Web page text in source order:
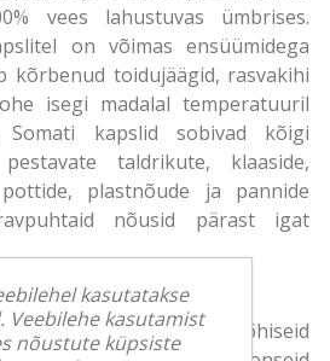
vees lahustuvas ümbrises.
on võimas ensüümidega
kõrbenud toidujäägid, rasvakihi
isegi madalal temperatuuril
Somati kapslid sobivad kõigi
pestavate taldrikute, klaaside,
plastnõude ja pannide
nõusid pärast igat
hapnikupõhiseid
kasutatakse
Veebilehe kasutamist
nõustute küpsiste